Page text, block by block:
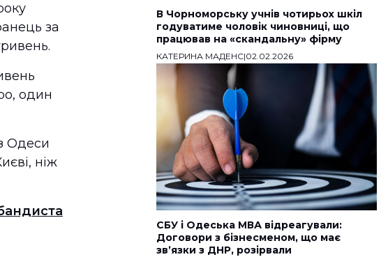
за
один
Одеси
ніж
В Чорноморську учнів чотирьох шкіл
годуватиме чоловік чиновниці, що
працював на «скандальну» фірму
КАТЕРИНА МАДЕНС|02.02.2026
СБУ і Одеська МВА відреагували:
Договори з бізнесменом, що має
звʼязки з ДНР, розірвали